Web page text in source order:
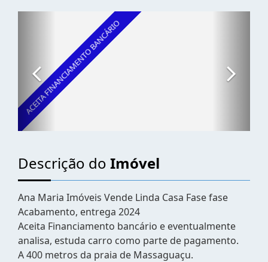
Descrição do Imóvel
Ana Maria Imóveis Vende Linda Casa Fase fase
Acabamento, entrega 2024
Aceita Financiamento bancário e eventualmente
analisa, estuda carro como parte de pagamento.
A 400 metros da praia de Massaguaçu.